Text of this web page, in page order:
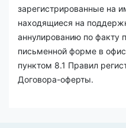
зарегистрированные на
находящиеся на
аннулированию по факту
письменной форме в
пунктом 8.1 Правил
Договора-оферты.